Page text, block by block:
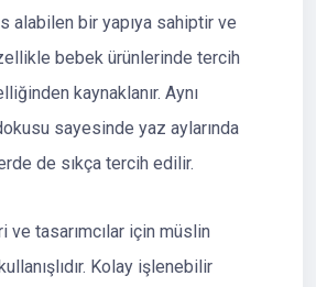
alabilen bir yapıya sahiptir ve
bebek ürünlerinde tercih
kaynaklanır. Aynı
sayesinde yaz aylarında
de sıkça tercih edilir.
tasarımcılar için müslin
Kolay işlenebilir